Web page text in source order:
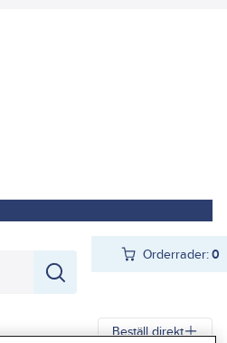
Orderrader:0
Beställ direkt